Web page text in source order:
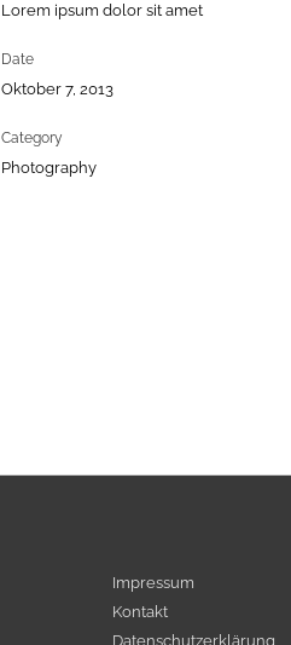
Lorem ipsum dolor sit amet
Date
Oktober 7, 2013
Category
Photography
Impressum
Kontakt
Datenschutzerklärung